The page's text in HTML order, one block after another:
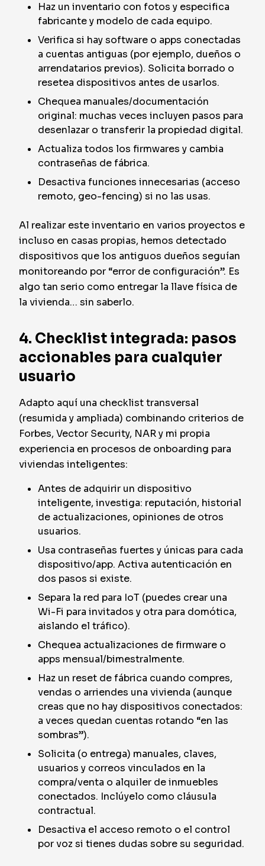
Haz un inventario con fotos y especifica
fabricante y modelo de cada equipo.
Verifica si hay software o apps conectadas
a cuentas antiguas (por ejemplo, dueños o
arrendatarios previos). Solicita borrado o
resetea dispositivos antes de usarlos.
Chequea manuales/documentación
original: muchas veces incluyen pasos para
desenlazar o transferir la propiedad digital.
Actualiza todos los firmwares y cambia
contraseñas de fábrica.
Desactiva funciones innecesarias (acceso
remoto, geo-fencing) si no las usas.
Al realizar este inventario en varios proyectos e
incluso en casas propias, hemos detectado
dispositivos que los antiguos dueños seguían
monitoreando por “error de configuración”. Es
algo tan serio como entregar la llave física de
la vivienda… sin saberlo.
4. Checklist integrada: pasos
accionables para cualquier
usuario
Adapto aquí una checklist transversal
(resumida y ampliada) combinando criterios de
Forbes, Vector Security, NAR y mi propia
experiencia en procesos de onboarding para
viviendas inteligentes:
Antes de adquirir un dispositivo
inteligente, investiga: reputación, historial
de actualizaciones, opiniones de otros
usuarios.
Usa contraseñas fuertes y únicas para cada
dispositivo/app. Activa autenticación en
dos pasos si existe.
Separa la red para IoT (puedes crear una
Wi-Fi para invitados y otra para domótica,
aislando el tráfico).
Chequea actualizaciones de firmware o
apps mensual/bimestralmente.
Haz un reset de fábrica cuando compres,
vendas o arriendes una vivienda (aunque
creas que no hay dispositivos conectados:
a veces quedan cuentas rotando “en las
sombras”).
Solicita (o entrega) manuales, claves,
usuarios y correos vinculados en la
compra/venta o alquiler de inmuebles
conectados. Inclúyelo como cláusula
contractual.
Desactiva el acceso remoto o el control
por voz si tienes dudas sobre su seguridad.